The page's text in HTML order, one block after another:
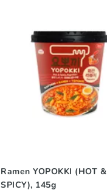
Ramen YOPOKKI (HOT &
SPICY), 145g